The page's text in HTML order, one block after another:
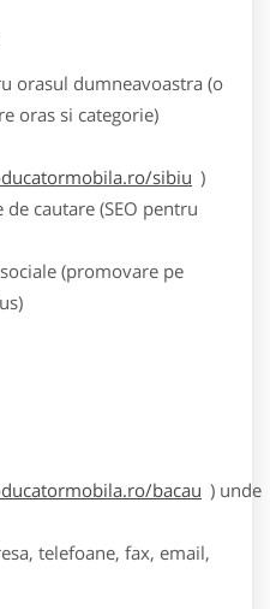
orasul dumneavoastra (o
oras si categorie)
sibiu )
cautare (SEO pentru
(promovare pe
bacau ) unde
telefoane, fax, email,